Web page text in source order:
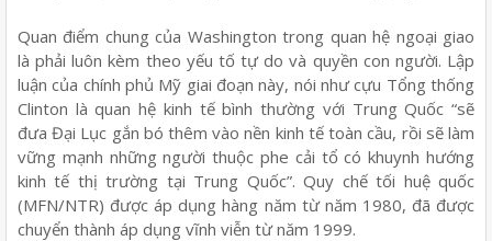
Quan điểm chung của Washington trong quan hệ ngoại giao
là phải luôn kèm theo yếu tố tự do và quyền con người. Lập
luận của chính phủ Mỹ giai đoạn này, nói như cựu Tổng thống
Clinton là quan hệ kinh tế bình thường với Trung Quốc “sẽ
đưa Đại Lục gắn bó thêm vào nền kinh tế toàn cầu, rồi sẽ làm
vững mạnh những người thuộc phe cải tổ có khuynh hướng
kinh tế thị trường tại Trung Quốc”. Quy chế tối huệ quốc
(MFN/NTR) được áp dụng hàng năm từ năm 1980, đã được
chuyển thành áp dụng vĩnh viễn từ năm 1999.